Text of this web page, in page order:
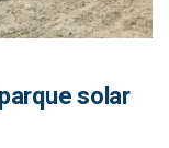
solar